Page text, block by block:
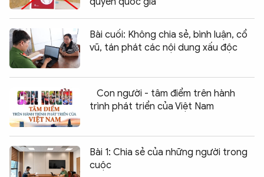
Bài cuối: Không chia sẻ, bình luận, cổ
vũ, tán phát các nội dung xấu độc
Con người - tâm điểm trên hành
trình phát triển của Việt Nam
Bài 1: Chia sẻ của những người trong
cuộc